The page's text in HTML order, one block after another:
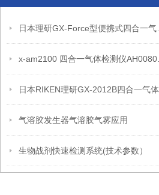
气溶胶发生器气溶胶气雾应用
生物战剂快速检测系统(技术参数）